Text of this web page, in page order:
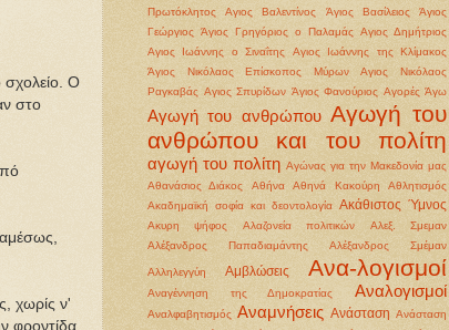
σχολείο. Ο
στο
χωρίς ν'
φροντίδα
Πρωτόκλητος
Αγιος Βαλεντίνος Άγιος Βασίλειος
Άγιος
Γεώργιος
Άγιος Γρηγόριος ο Παλαμάς Αγιος Δημήτριος
Αγιος Ιωάννης ο Σιναΐτης
Αγιος Ιωάννης της Κλίμακος
Άγιος Νικόλαος Επίσκοπος Μύρων
Αγιος Νικόλαος
Ραγκαβάς Αγιος Σπυρίδων Άγιος Φανούριος Αγορές Άγω
Αγωγή του ανθρώπου Αγωγή του
ανθρώπου και του πολίτη
αγωγή του πολίτη Αγώνας για την Μακεδονία μας
Αθανάσιος Διάκος
Αθήνα Αθηνά Κακούρη
Αθλητισμός
Ακαδημαϊκή σοφία και δεοντολογία Ακάθιστος Ύμνος
Ακυρη ψήφος Αλαζονεία πολιτικών
Αλεξ. Σμεμαν
Αλέξανδρος Παπαδιαμάντης
Αλέξανδρος Σμέμαν
Αλληλεγγύη Αμβλώσεις Ανα-λογισμοί
Αναγέννηση της Δημοκρατίας Αναλογισμοί
Αναλφαβητισμός Αναμνήσεις Ανάσταση Ανάσταση